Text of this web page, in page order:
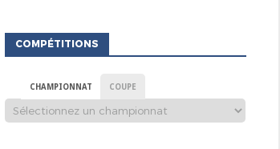
COMPÉTITIONS
CHAMPIONNAT COUPE